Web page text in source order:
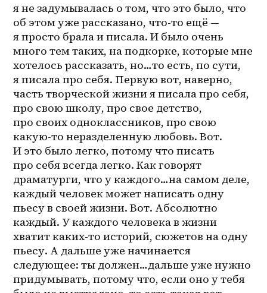
я не задумывалась о том, что это было, что
об этом уже рассказано, что-то ещё —
я просто брала и писала. И было очень
много тем таких, на подкорке, которые мне
хотелось рассказать, но…то есть, по сути,
я писала про себя. Первую вот, наверно,
часть творческой жизни я писала про себя,
про свою школу, про свое детство,
про своих одноклассников, про свою
какую-то неразделенную любовь. Вот.
И это было легко, потому что писать
про себя всегда легко. Как говорят
драматурги, что у каждого…на самом деле,
каждый человек может написать одну
пьесу в своей жизни. Вот. Абсолютно
каждый. У каждого человека в жизни
хватит каких-то историй, сюжетов на одну
пьесу. А дальше уже начинается
следующее: ты должен…дальше уже нужно
придумывать, потому что, если оно у тебя